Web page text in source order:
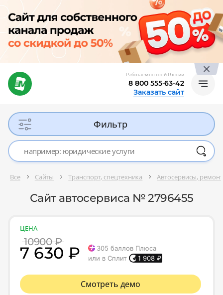
Работаем по всей России
8 800 555-63-42
Заказать сайт
Фильтр
Все Сайты Транспорт, спецтехника Автосервисы,
Сайт автосервиса № 2796455
ЦЕНА
10900 ₽
7 630 ₽ 305 баллов Плюса
или в Сплит
1 908 ₽
Смотреть демо